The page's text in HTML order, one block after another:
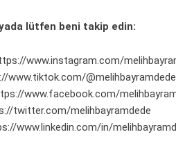
lütfen beni takip edin:
www.instagram.com/
www.tiktok.com/@melihbayramdede
www.facebook.com/
twitter.com/melihbayramdede
www.linkedin.com/in/